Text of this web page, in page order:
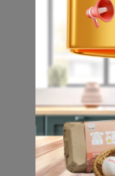
夠提供您
2.向代表本
料，以便向
(若未經事
站所提供的